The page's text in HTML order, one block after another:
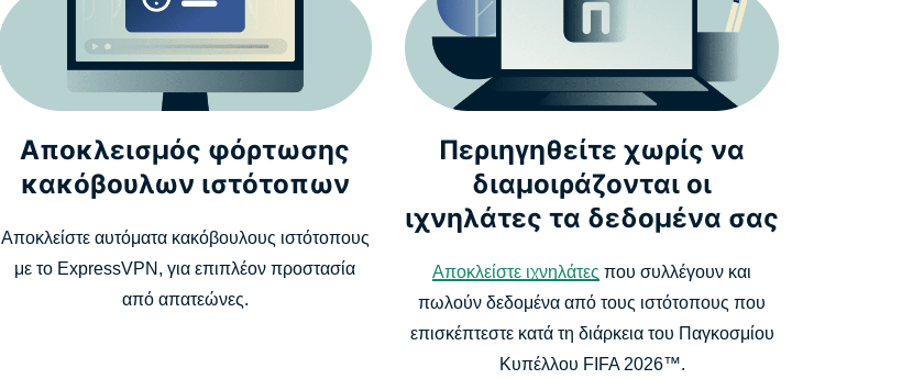
Αποκλεισμός φόρτωσης
κακόβουλων ιστότοπων
Αποκλείστε αυτόματα κακόβουλους ιστότοπους
με το ExpressVPN, για επιπλέον προστασία
από απατεώνες.
Περιηγηθείτε χωρίς να
διαμοιράζονται οι
ιχνηλάτες τα δεδομένα σας
Αποκλείστε ιχνηλάτες που συλλέγουν και
πωλούν δεδομένα από τους ιστότοπους που
επισκέπτεστε κατά τη διάρκεια του Παγκοσμίου
Κυπέλλου FIFA 2026™.